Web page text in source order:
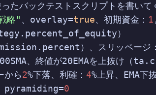
ックテストスクリプトを書いてく
略" 、overlay=true、初期資金： 1
）
）、スリッページ：
、終値が20EMAを上抜け（
から2%下落、利確： 4%上昇、EMA下
、pyramiding=0